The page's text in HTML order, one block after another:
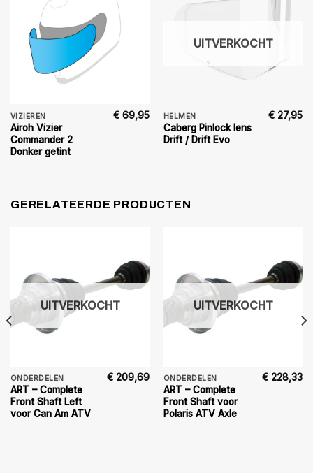
VIZIEREN
Airoh Vizier
Commander 2
Donker getint
€ 69,95
UITVERKOCHT
HELMEN
Caberg Pinlock lens
Drift / Drift Evo
€ 27,95
GERELATEERDE PRODUCTEN
UITVERKOCHT
ONDERDELEN
ART – Complete
Front Shaft Left
voor Can Am ATV
€ 209,69
UITVERKOCHT
ONDERDELEN
ART – Complete
Front Shaft voor
Polaris ATV Axle
€ 228,33